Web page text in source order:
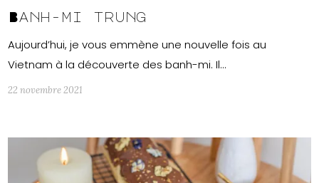
Banh-mi trung
Aujourd’hui, je vous emmène une nouvelle fois au
Vietnam à la découverte des banh-mi. Il…
22 novembre 2021